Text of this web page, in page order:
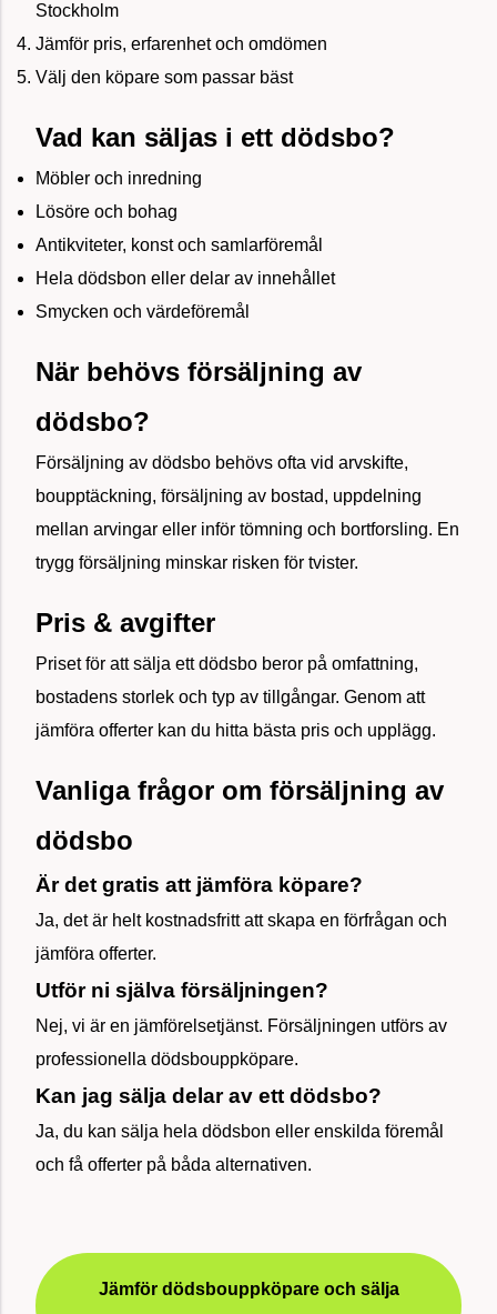
Stockholm
Jämför pris, erfarenhet och omdömen
Välj den köpare som passar bäst
Vad kan säljas i ett dödsbo?
Möbler och inredning
Lösöre och bohag
Antikviteter, konst och samlarföremål
Hela dödsbon eller delar av innehållet
Smycken och värdeföremål
När behövs försäljning av
dödsbo?
Försäljning av dödsbo behövs ofta vid arvskifte,
boupptäckning, försäljning av bostad, uppdelning
mellan arvingar eller inför tömning och bortforsling. En
trygg försäljning minskar risken för tvister.
Pris & avgifter
Priset för att sälja ett dödsbo beror på omfattning,
bostadens storlek och typ av tillgångar. Genom att
jämföra offerter kan du hitta bästa pris och upplägg.
Vanliga frågor om försäljning av
dödsbo
Är det gratis att jämföra köpare?
Ja, det är helt kostnadsfritt att skapa en förfrågan och
jämföra offerter.
Utför ni själva försäljningen?
Nej, vi är en jämförelsetjänst. Försäljningen utförs av
professionella dödsbouppköpare.
Kan jag sälja delar av ett dödsbo?
Ja, du kan sälja hela dödsbon eller enskilda föremål
och få offerter på båda alternativen.
Jämför dödsbouppköpare och sälja